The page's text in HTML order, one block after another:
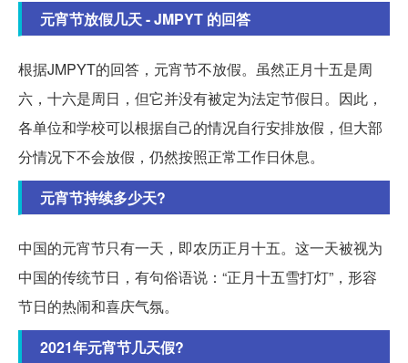
元宵节放假几天 - JMPYT 的回答
根据JMPYT的回答，元宵节不放假。虽然正月十五是周
六，十六是周日，但它并没有被定为法定节假日。因此，
各单位和学校可以根据自己的情况自行安排放假，但大部
分情况下不会放假，仍然按照正常工作日休息。
元宵节持续多少天?
中国的元宵节只有一天，即农历正月十五。这一天被视为
中国的传统节日，有句俗语说：“正月十五雪打灯”，形容
节日的热闹和喜庆气氛。
2021年元宵节几天假?